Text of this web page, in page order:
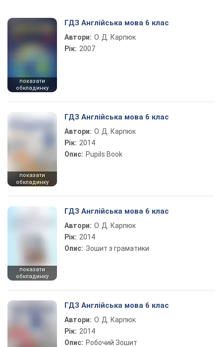
показати
обкладинку
ГДЗ Англійська мова 6 клас
Автори: О. Д. Карпюк
Рік: 2007
показати
обкладинку
ГДЗ Англійська мова 6 клас
Автори: О. Д. Карпюк
Рік: 2014
Опис: Pupils Book
показати
обкладинку
ГДЗ Англійська мова 6 клас
Автори: О. Д. Карпюк
Рік: 2014
Опис: Зошит з граматики
ГДЗ Англійська мова 6 клас
Автори: О. Д. Карпюк
Рік: 2014
Опис: Робочий Зошит